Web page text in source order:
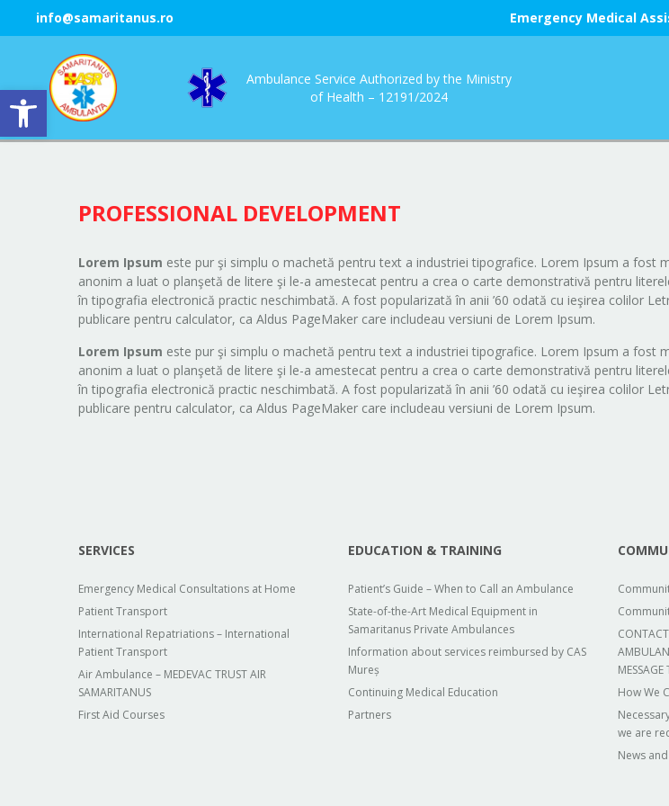
Open toolbar
info@samaritanus.ro Emergency Medical
Ambulance Service Authorized by the Ministry
of Health – 12191/2024
PROFESSIONAL DEVELOPMENT
Lorem Ipsum este pur şi simplu o machetă pentru text a industriei tipografice. Lorem Ipsum a fost
anonim a luat o planşetă de litere şi le-a amestecat pentru a crea o carte demonstrativă pentru
în tipografia electronică practic neschimbată. A fost popularizată în anii ’60 odată cu ieşirea colilor
publicare pentru calculator, ca Aldus PageMaker care includeau versiuni de Lorem Ipsum.
Lorem Ipsum este pur şi simplu o machetă pentru text a industriei tipografice. Lorem Ipsum a fost
anonim a luat o planşetă de litere şi le-a amestecat pentru a crea o carte demonstrativă pentru
în tipografia electronică practic neschimbată. A fost popularizată în anii ’60 odată cu ieşirea colilor
publicare pentru calculator, ca Aldus PageMaker care includeau versiuni de Lorem Ipsum.
SERVICES
Emergency Medical Consultations at Home
Patient Transport
International Repatriations – International
Patient Transport
Air Ambulance – MEDEVAC TRUST AIR
SAMARITANUS
First Aid Courses
EDUCATION & TRAINING
Patient’s Guide – When to Call an Ambulance
State-of-the-Art Medical Equipment in
Samaritanus Private Ambulances
Information about services reimbursed by CAS
Mureș
Continuing Medical Education
Partners
How We
we are
News